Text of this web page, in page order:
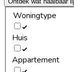
Woningtype
Huis
Appartement